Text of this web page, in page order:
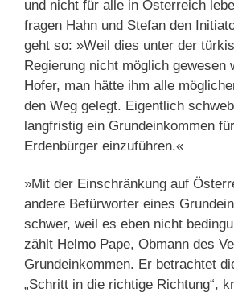
und nicht für alle in Österreich
fragen Hahn und Stefan den
geht so: »Weil dies unter der
Regierung nicht möglich gewesen
Hofer, man hätte ihm alle
den Weg gelegt. Eigentlich
langfristig ein Grundeinkommen
Erdenbürger einzuführen.«
»Mit der Einschränkung auf
andere Befürworter eines
schwer, weil es eben nicht
zählt Helmo Pape, Obmann des
Grundeinkommen. Er betrachtet
„Schritt in die richtige Richtung“,